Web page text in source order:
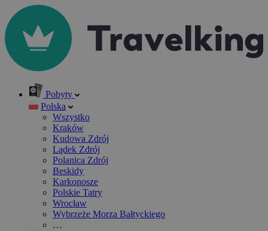
Pobyty
Polska
Wszystko
Kraków
Kudowa Zdrój
Lądek Zdrój
Polanica Zdrój
Beskidy
Karkonosze
Polskie Tatry
Wrocław
Wybrzeże Morza Bałtyckiego
…